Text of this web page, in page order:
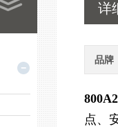
详
品牌
点、